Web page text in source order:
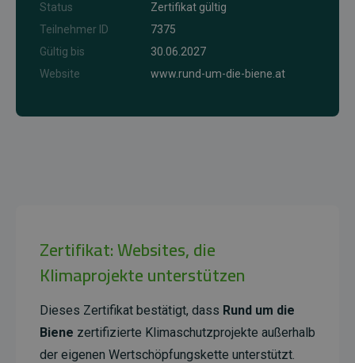
Status
Zertifikat gültig
Teilnehmer ID
7375
Gültig bis
30.06.2027
Website
www.rund-um-die-biene.at
Zertifikat: Websites, die
Klimaprojekte unterstützen
Dieses Zertifikat bestätigt, dass Rund um die
Biene zertifizierte Klimaschutzprojekte außerhalb
der eigenen Wertschöpfungskette unterstützt.